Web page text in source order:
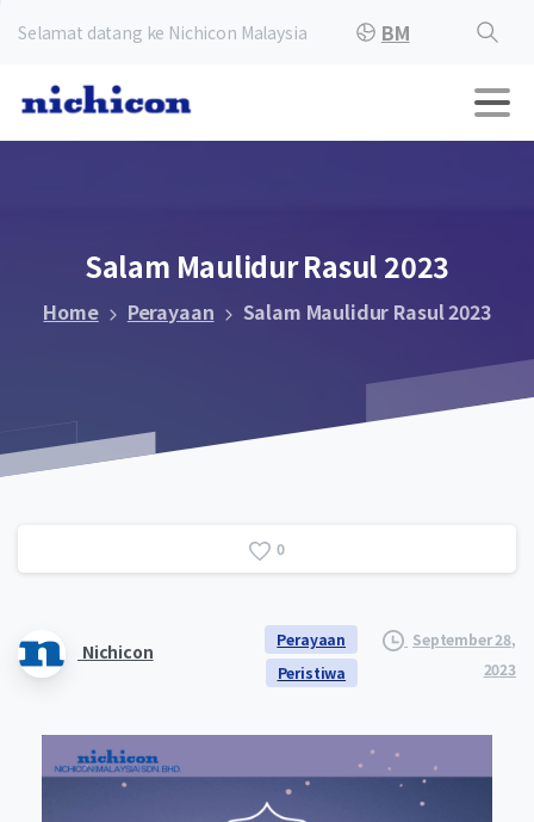
Selamat datang ke Nichicon Malaysia BM
Salam MaulidurRasul 2023
Home Perayaan Salam Maulidur Rasul 2023
0
Nichicon
Perayaan
Peristiwa
September 28,
2023